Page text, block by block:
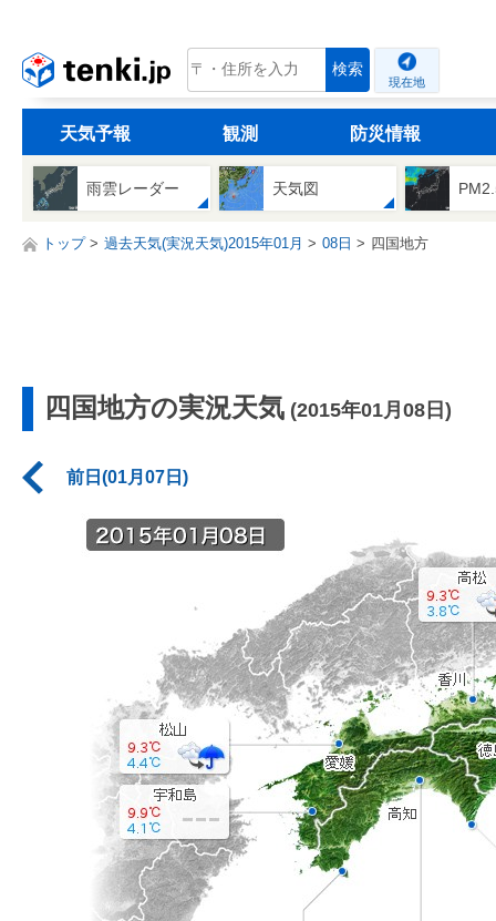
tenki.jp 検索
現在地
天気予報 観測 防災情報
雨雲レーダー 天気図
トップ 過去天気(実況天気)2015年01月 08日 四国地方
四国地方の実況天気 (2015年01月08日)
前日(01月07日)